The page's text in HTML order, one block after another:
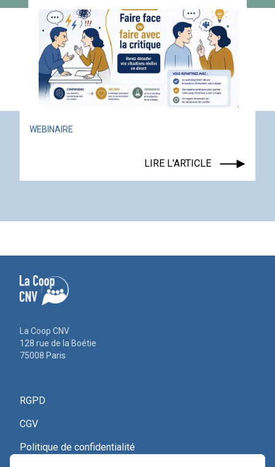
WEBINAIRE
LIRE L'ARTICLE
La Coop CNV
128 rue de la Boétie
75008 Paris
RGPD
CGV
Politique de confidentialité